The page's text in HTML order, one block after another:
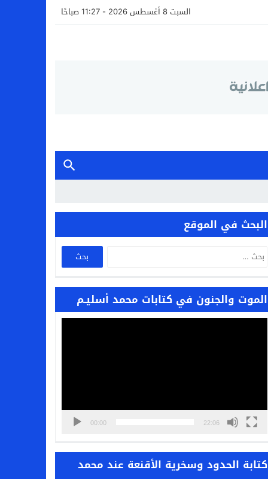
السبت 8 أغسطس 2026 - 11:27 صباحًا
البحث في الموقع
الموت والجنون في كتابات محمد أسليـم
مشغل
00:00 22:06
كتابة الحدود وسخرية الأقنعة عند محمد